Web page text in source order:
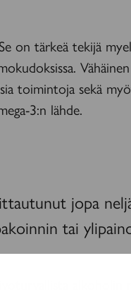
on tärkeä tekijä
toimintoja sekä
3:n lähde.
jopa
tai